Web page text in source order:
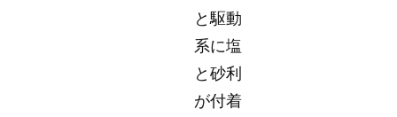
と駆動
系に塩
と砂利
が付着